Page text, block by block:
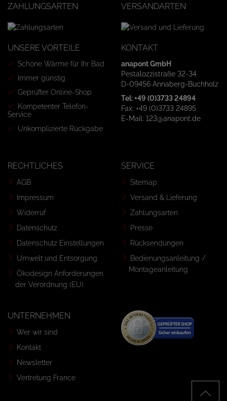
ZAHLUNGSARTEN VERSANDARTEN
UNSERE VORTEILE
Schöne Wärme für Ihr Bad
Immer günstig
Geprüfter Online-Shop
Kompetenter Telefon-
Service
Unkomplizierte Rückgabe
KONTAKT
anapont GmbH
Pestalozzistraße 32-34
D-09456 Annaberg-Buchholz
Tel: +49 (0)3733 24894
Fax: +49 (0)3733 24895
E-Mail: 123@anapont.de
RECHTLICHES
AGB
Impressum
Widerruf
Datenschutz
Datenschutz Einstellungen
Umwelt und Entsorgung
Ökodesign Anforderungen
der Verordnung (EU)
SERVICE
Sitemap
Versand & Lieferung
Zahlungsarten
Presse
Rücksendungen
Bedienungsanleitung /
Montageanleitung
UNTERNEHMEN
Wer wir sind
Kontakt
Newsletter
Vertretung France